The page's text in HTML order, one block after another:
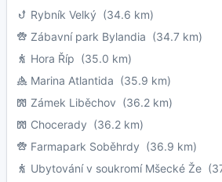
Rybník Velký (34.6 km)
Zábavní park Bylandia (34.7 km)
Hora Říp (35.0 km)
Marina Atlantida (35.9 km)
Zámek Liběchov (36.2 km)
Chocerady (36.2 km)
Farmapark Soběhrdy (36.9 km)
Ubytování v soukromí Mšecké Že